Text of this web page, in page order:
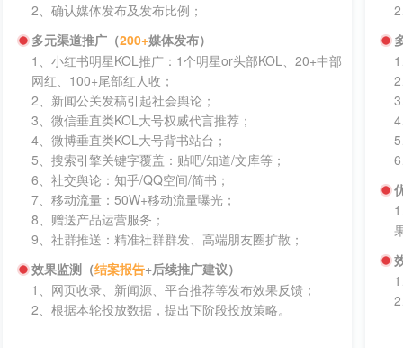
2、确认媒体发布及发布比例；
多元渠道推广（200+媒体发布）
1、小红书明星KOL推广：1个明星or头部KOL、20+中部
网红、100+尾部红人收；
2、新闻公关发稿引起社会舆论；
3、微信垂直类KOL大号权威代言推荐；
4、微博垂直类KOL大号背书站台；
5、搜索引擎关键字覆盖：贴吧/知道/文库等；
6、社交舆论：知乎/QQ空间/简书；
7、移动流量：50W+移动流量曝光；
8、赠送产品运营服务；
9、社群推送：精准社群群发、高端朋友圈扩散；
效果监测（结案报告+后续推广建议）
1、网页收录、新闻源、平台推荐等发布效果反馈；
2、根据本轮投放数据，提出下阶段投放策略。